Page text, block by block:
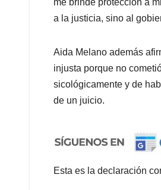
a la justicia, sino al
Aida Melano además
injusta porque no
sicológicamente y de
de un juicio.
Esta es la declaración